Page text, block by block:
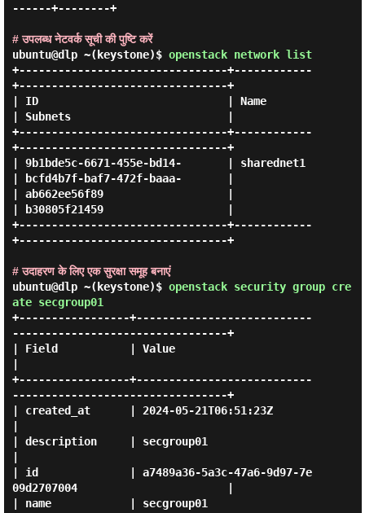
------+--------+
# उपलब्ध नेटवर्क सूची की पुष्टि करें
ubuntu@dlp ~(keystone)$ openstack network list
+--------------------------------+------------
+--------------------------------+
| ID                             | Name
| Subnets                        |
+--------------------------------+------------
+--------------------------------+
| 9b1bde5c-6671-455e-bd14-       | sharednet1
| bcfd4b7f-baf7-472f-baaa-       |
| ab662ee56f89                   |
| b30805f21459                   |
+--------------------------------+------------
+--------------------------------+
# उदाहरण के लिए एक सुरक्षा समूह बनाएं
ubuntu@dlp ~(keystone)$ openstack security group cre
ate secgroup01
+-----------------+---------------------------
---------------------------------+
| Field           | Value
+-----------------+---------------------------
---------------------------------+
| created_at      | 2024-05-21T06:51:23Z
| description     | secgroup01
| id              | a7489a36-5a3c-47a6-9d97-7e
09d2707004                       |
| name            | secgroup01